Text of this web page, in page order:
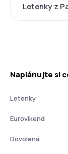
Letenky z
Naplánujte si
Letenky
Eurovíkend
Dovolená